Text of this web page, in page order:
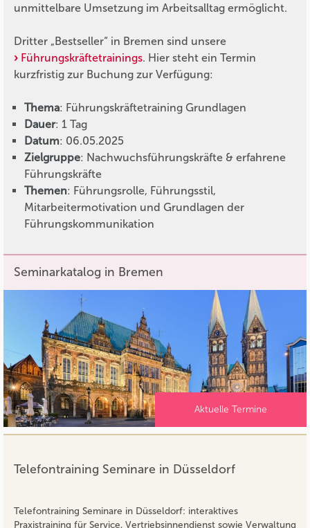
unmittelbare Umsetzung im Arbeitsalltag ermöglicht.
Dritter „Bestseller“ in Bremen sind unsere
Führungskräftetrainings. Hier steht ein Termin
kurzfristig zur Buchung zur Verfügung:
Thema: Führungskräftetraining Grundlagen
Dauer: 1 Tag
Datum: 06.05.2025
Zielgruppe: Nachwuchsführungskräfte & erfahrene
Führungskräfte
Themen: Führungsrolle, Führungsstil,
Mitarbeitermotivation und Grundlagen der
Führungskommunikation
Seminarkatalog in Bremen
Aktuelle Termine
Telefontraining Seminare in Düsseldorf
Telefontraining Seminare in Düsseldorf: interaktives
Praxistraining für Service, Vertriebsinnendienst sowie Verwaltung